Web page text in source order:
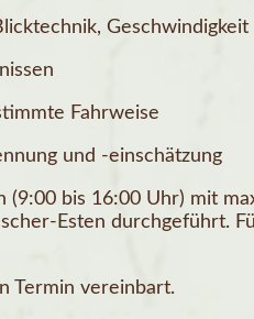
Fahrweise
und -einschätzung
(9:00 bis 16:00 Uhr) mit
Esten durchgeführt.
Termin vereinbart.